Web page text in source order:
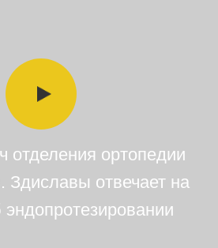
отделения ортопедии
отвечает на